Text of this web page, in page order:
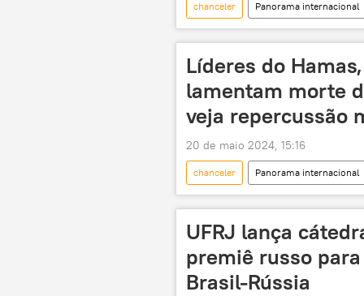
chanceler Panorama internacional
BRICS+
Nizhny Novgorod
Líderes do
lamentam morte
veja repercussão
20 de maio 2024, 15:16
chanceler Panorama internacional
Vladimir Putin
Sergei Lavrov
Hossein Amir-Abdollahian
Índia
UFRJ lança
premiê russo
Brasil-Rússia